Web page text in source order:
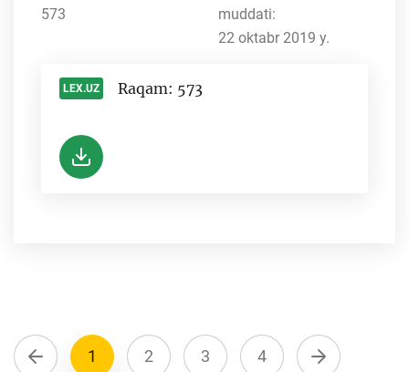
573
muddati:
22 oktabr 2019 y.
LEX.UZ Raqam: 573
1 2 3 4